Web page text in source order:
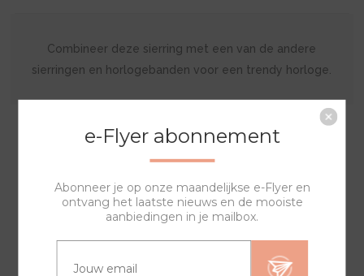
Combineer deze sierring met een van de andere
sierringen en horlogebanden voor een trendy horloge.
GERELATEERDE PRODUCTEN
e-Flyer abonnement
Abonneer je op onze maandelijkse e-Flyer en
ontvang het laatste nieuws en de mooiste
aanbiedingen in je mailbox.